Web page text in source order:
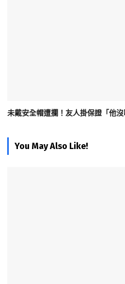
未戴安全帽遭攔！友人掛保證「他
You May Also Like!